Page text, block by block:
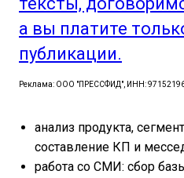
а вы платите
публикации.
Реклама: ООО "ПРЕССФИД", ИНН:
анализ продукта,
составление КП и
работа со СМИ: сбор